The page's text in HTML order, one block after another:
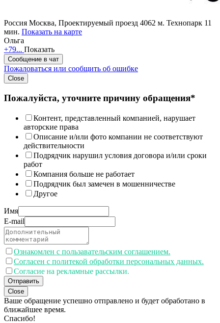
Россия Москва, Проектируемый проезд 4062 м. Технопарк 11
мин. Показать на карте
Ольга
+79... Показать
Сообщение в чат
Пожаловаться или сообщить об ошибке
Close
Пожалуйста, уточните причину обращения*
Контент, представленный компанией, нарушает
авторские права
Описание и/или фото компании не соответствуют
действительности
Подрядчик нарушил условия договора и/или сроки
работ
Компания больше не работает
Подрядчик был замечен в мошенничестве
Другое
Имя
E-mail
Ознакомлен с пользавательским соглашением.
Согласен с политекой обработки персональных данных.
Согласие на рекламные рассылки.
Отправить
Close
Ваше обращение успешно отправлено и будет обработано в
ближайшее время.
Спасибо!